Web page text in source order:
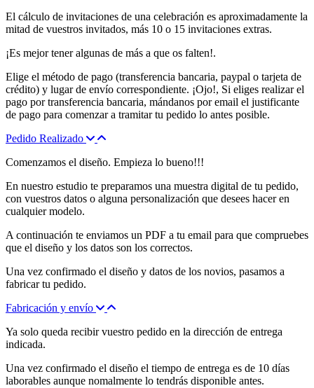
El cálculo de invitaciones de una celebración es aproximadamente la
mitad de vuestros invitados, más 10 o 15 invitaciones extras.
¡Es mejor tener algunas de más a que os falten!.
Elige el método de pago (transferencia bancaria, paypal o tarjeta de
crédito) y lugar de envío correspondiente. ¡Ojo!, Si eliges realizar el
pago por transferencia bancaria, mándanos por email el justificante
de pago para comenzar a tramitar tu pedido lo antes posible.
Pedido Realizado
Comenzamos el diseño. Empieza lo bueno!!!
En nuestro estudio te preparamos una muestra digital de tu pedido,
con vuestros datos o alguna personalización que desees hacer en
cualquier modelo.
A continuación te enviamos un PDF a tu email para que compruebes
que el diseño y los datos son los correctos.
Una vez confirmado el diseño y datos de los novios, pasamos a
fabricar tu pedido.
Fabricación y envío
Ya solo queda recibir vuestro pedido en la dirección de entrega
indicada.
Una vez confirmado el diseño el tiempo de entrega es de 10 días
laborables aunque nomalmente lo tendrás disponible antes.